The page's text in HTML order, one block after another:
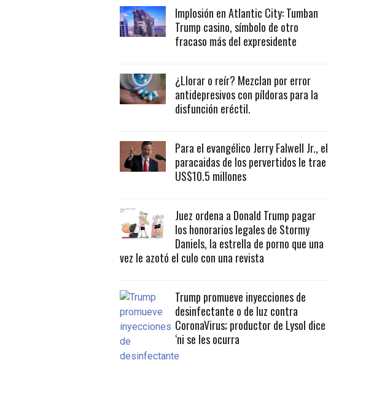
Implosión en Atlantic City: Tumban
Trump casino, símbolo de otro
fracaso más del expresidente
¿Llorar o reír? Mezclan por error
antidepresivos con píldoras para la
disfunción eréctil.
Para el evangélico Jerry Falwell Jr., el
paracaidas de los pervertidos le trae
US$10.5 millones
Juez ordena a Donald Trump pagar
los honorarios legales de Stormy
Daniels, la estrella de porno que una
vez le azotó el culo con una revista
Trump promueve inyecciones de
desinfectante o de luz contra
CoronaVirus; productor de Lysol dice
‘ni se les ocurra